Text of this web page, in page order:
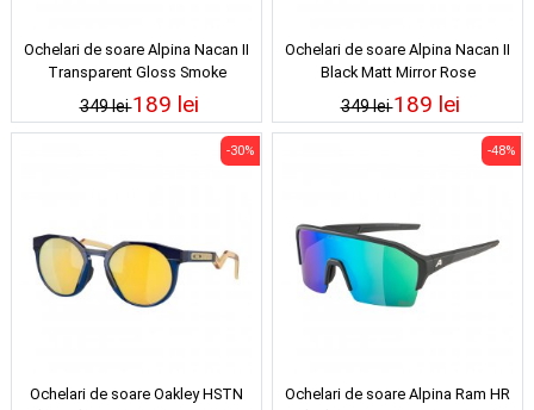
Ochelari de soare Alpina Nacan II
Transparent Gloss Smoke
349 lei189 lei
Ochelari de soare Alpina Nacan II
Black Matt Mirror Rose
349 lei189 lei
Ochelari de soare Oakley HSTN
-30%
Ochelari de soare Alpina Ram HR
-48%